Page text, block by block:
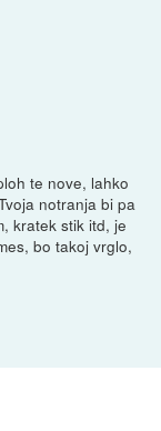
te nove, lahko
notranja bi pa
kratek stik itd, je
bo takoj vrglo,